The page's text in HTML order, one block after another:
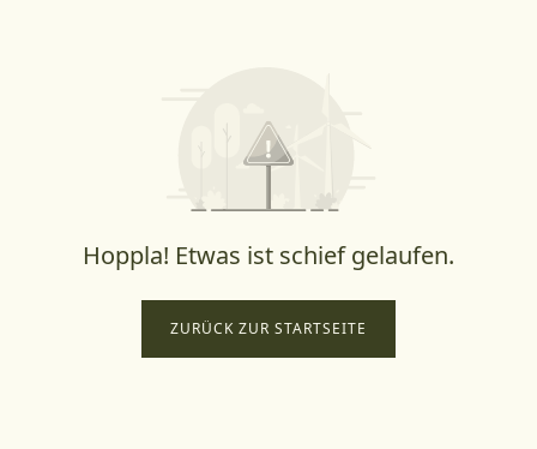
Hoppla! Etwas ist schief gelaufen.
ZURÜCK ZUR STARTSEITE